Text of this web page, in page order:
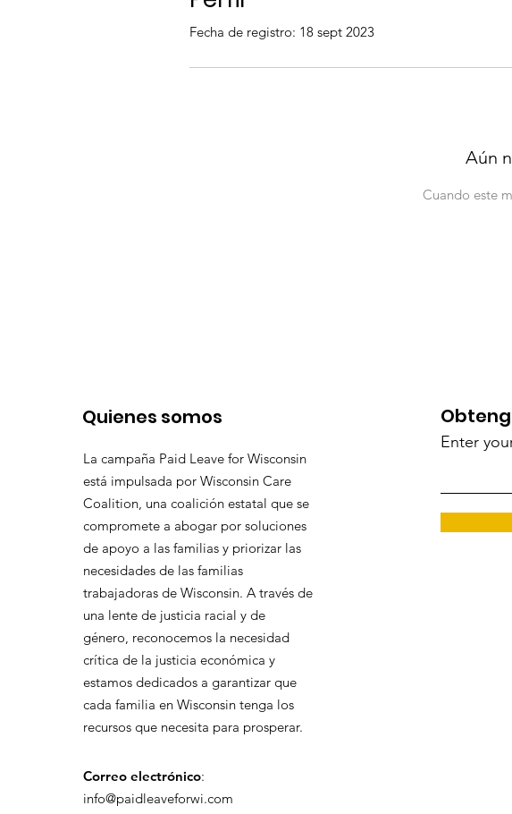
Fecha de registro: 18 sept 2023
Aún
Cuando este
Quienes somos
La campaña Paid Leave for Wisconsin
está impulsada por Wisconsin Care
Coalition, una coalición estatal que se
compromete a abogar por soluciones
de apoyo a las familias y priorizar las
necesidades de las familias
trabajadoras de Wisconsin. A través de
una lente de justicia racial y de
género, reconocemos la necesidad
crítica de la justicia económica y
estamos dedicados a garantizar que
cada familia en Wisconsin tenga los
recursos que necesita para prosperar.
Correo electrónico:
info@paidleaveforwi.com
Enter